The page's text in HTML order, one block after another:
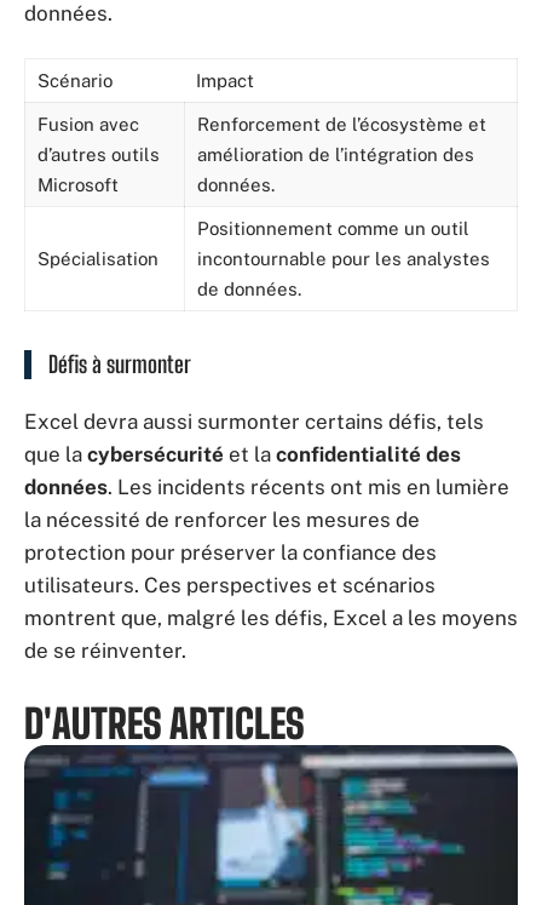
données.
Scénario Impact
Fusion avec
d’autres outils
Microsoft
Renforcement de l’écosystème et
amélioration de l’intégration des
données.
Spécialisation
Positionnement comme un outil
incontournable pour les analystes
de données.
Défis à surmonter
Excel devra aussi surmonter certains défis, tels
que la cybersécurité et la confidentialité des
données. Les incidents récents ont mis en lumière
la nécessité de renforcer les mesures de
protection pour préserver la confiance des
utilisateurs. Ces perspectives et scénarios
montrent que, malgré les défis, Excel a les moyens
de se réinventer.
D'AUTRES ARTICLES